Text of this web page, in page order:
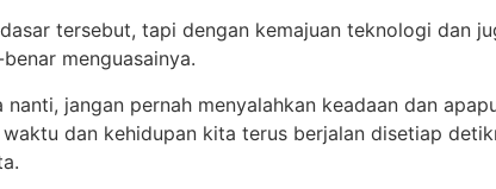
tersebut, tapi dengan kemajuan teknologi dan
menguasainya.
jangan pernah menyalahkan keadaan dan
dan kehidupan kita terus berjalan disetiap